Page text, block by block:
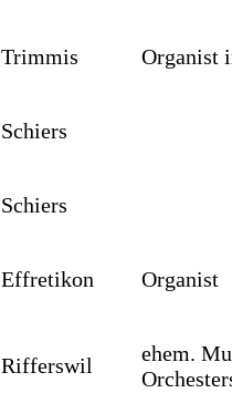
Trimmis Organist
Schiers
Schiers
Effretikon Organist
Rifferswil
ehem.